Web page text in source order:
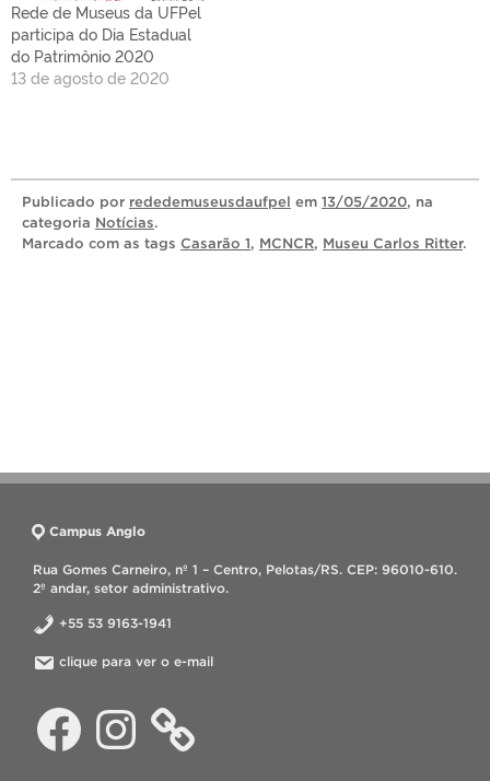
Rede de Museus da UFPel
participa do Dia Estadual
do Patrimônio 2020
13 de agosto de 2020
Publicado por rededemuseusdaufpel em 13/05/2020, na
categoria Notícias.
Marcado com as tags Casarão 1, MCNCR, Museu Carlos Ritter.
Campus Anglo
Rua Gomes Carneiro, nº 1 – Centro, Pelotas/RS. CEP: 96010-610.
2º andar, setor administrativo.
+55 53 9163-1941
clique para ver o e-mail
Facebook Instagram